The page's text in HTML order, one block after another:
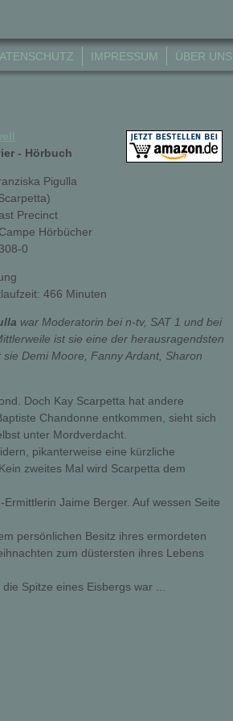
IMPRESSUM ÜBER UNS
- Hörbuch
Pigulla
Precinct
Hörbücher
0
466 Minuten
war Moderatorin bei n-tv, SAT 1 und bei
ist sie eine der herausragendsten
Demi Moore, Fanny Ardant, Sharon
Doch Kay Scarpetta hat andere
Chandonne entkommen, sieht sich
unter Mordverdacht.
pikanterweise eine kürzliche
zweites Mal wird Scarpetta dem
Jaime Berger. Auf wessen Seite
persönlichen Besitz ihres ermordeten
zum düstersten ihres Lebens
Spitze eines Eisbergs war ...